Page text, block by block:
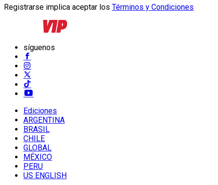
Registrarse implica aceptar los Términos y Condiciones
síguenos
Ediciones
ARGENTINA
BRASIL
CHILE
GLOBAL
MÉXICO
PERU
US ENGLISH